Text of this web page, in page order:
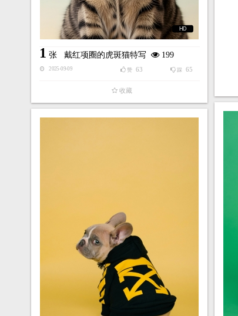
HD
1 张 戴红项圈的虎斑猫特写 199
2025-09-09 踩 65
赞 63
收藏